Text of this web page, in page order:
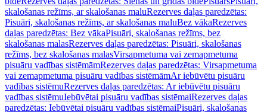
skalošanas režīms, ar skalošanas maluRezerves daļas paredzētas:
Pisuāri, skalošanas režīms, ar skalošanas maluBez vākaRezerves
daļas paredzētas: Bez vākaPisuāri, skalošanas režīms, bez
skalošanas malasRezerves daļas paredzētas: Pisuāri, skalošanas
režīms, bez skalošanas malasVirsapmetuma vai zemapmetuma
pisuāru vadības sistēmāmRezerves daļas paredzētas: Virsapmetuma
vai zemapmetuma pisuāru vadības sistēmāmAr iebūvētu pisuāru
vadības sistēmuRezerves daļas paredzētas: Ar iebūvētu pisuāru
vadības sistēmuIebūvētai pisuāru vadības sistēmaiRezerves daļas
paredzētas: Iebūvētai pisuāru vadības sistēmaiPisuāri, skalošanas